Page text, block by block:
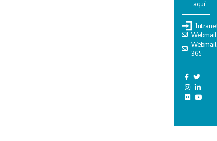
aquí
Webmail
Webmail
365